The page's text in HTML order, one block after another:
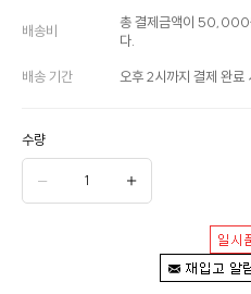
배송비
총 결제금액이 50,000
다.
배송 기간 오후 2시까지 결제 완료
수량